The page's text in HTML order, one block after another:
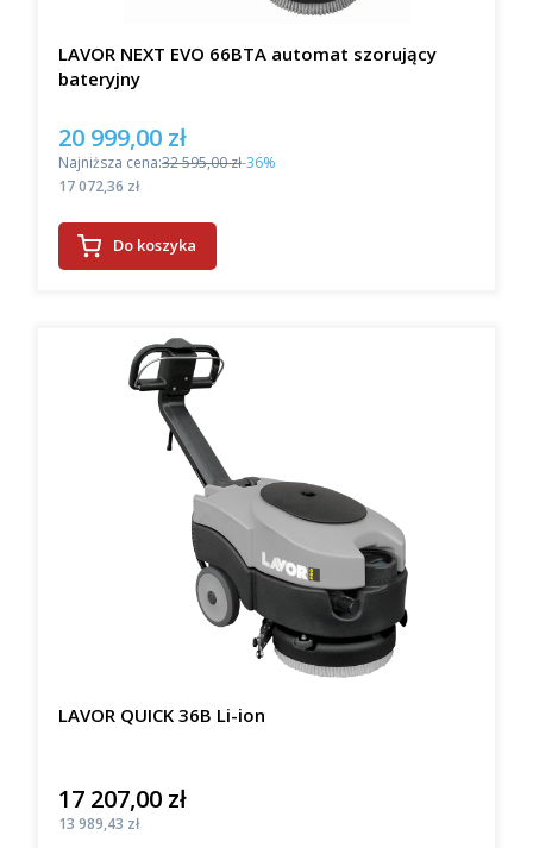
LAVOR NEXT EVO 66BTA automat szorujący
bateryjny
Cena promocyjna
20 999,00 zł
Najniższa cena:32 595,00 zł-36%
Cena
17 072,36 zł
Do koszyka
LAVOR QUICK 36B Li-ion
Cena
17 207,00 zł
Cena
13 989,43 zł